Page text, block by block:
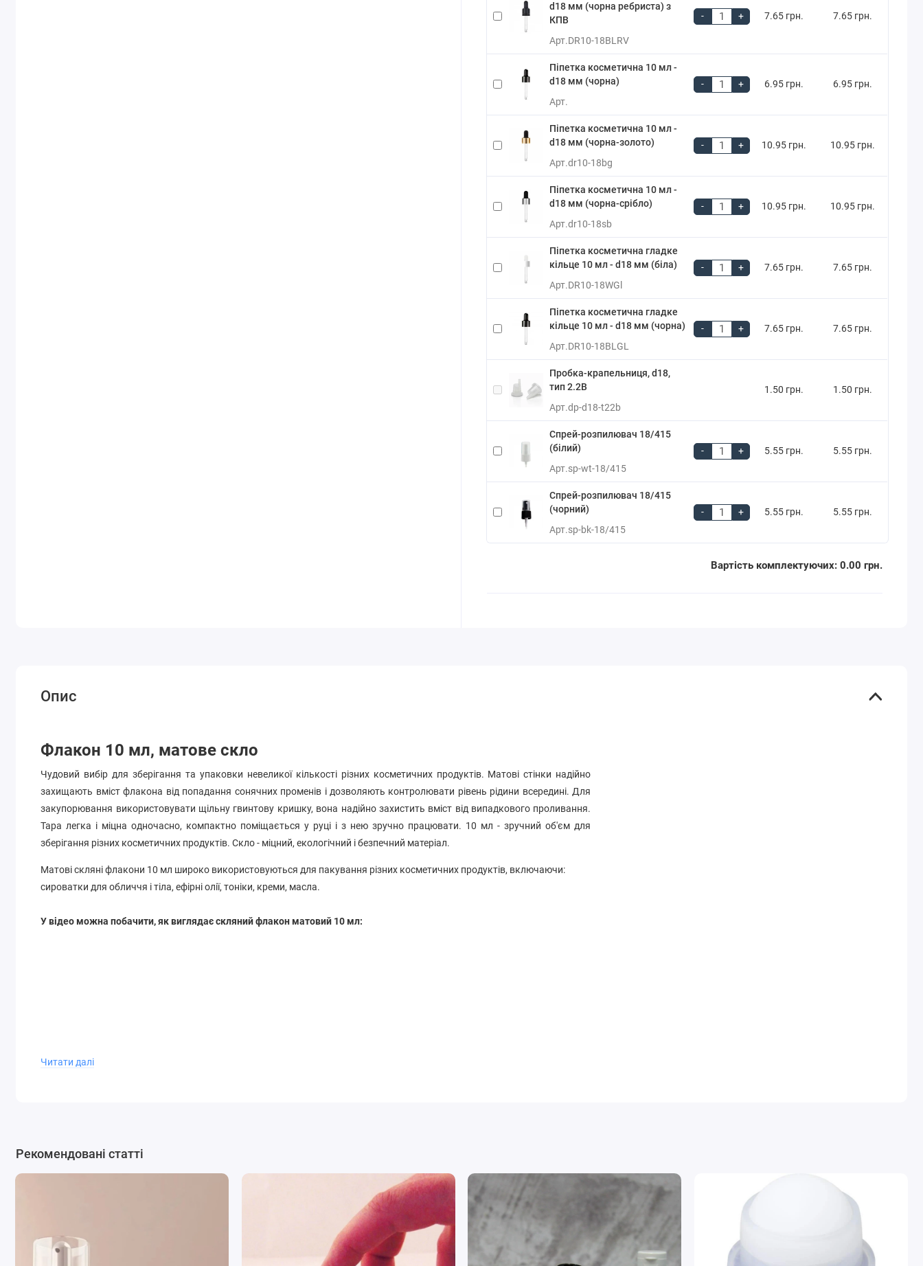
d18 мм (чорна ребриста) з
КПВ
Арт.DR10-18BLRV
- + 7.65 грн. 7.65 грн.
Піпетка косметична 10 мл -
d18 мм (чорна)
Арт.
- + 6.95 грн. 6.95 грн.
Піпетка косметична 10 мл -
d18 мм (чорна-золото)
Арт.dr10-18bg
- + 10.95 грн. 10.95 грн.
Піпетка косметична 10 мл -
d18 мм (чорна-срібло)
Арт.dr10-18sb
- + 10.95 грн. 10.95 грн.
Піпетка косметична гладке
кільце 10 мл - d18 мм (біла)
Арт.DR10-18WGl
- + 7.65 грн. 7.65 грн.
Піпетка косметична гладке
кільце 10 мл - d18 мм (чорна)
Арт.DR10-18BLGL
- + 7.65 грн. 7.65 грн.
Пробка-крапельниця, d18,
тип 2.2B
Арт.dp-d18-t22b
1.50 грн. 1.50 грн.
Спрей-розпилювач 18/415
(білий)
Арт.sp-wt-18/415
- + 5.55 грн. 5.55 грн.
Спрей-розпилювач 18/415
(чорний)
Арт.sp-bk-18/415
- + 5.55 грн. 5.55 грн.
Вартість комплектуючих: 0.00 грн.
Опис
Флакон 10 мл, матове скло
Чудовий вибір для зберігання та упаковки невеликої кількості різних косметичних продуктів. Матові стінки надійно
захищають вміст флакона від попадання сонячних променів і дозволяють контролювати рівень рідини всередині. Для
закупорювання використовувати щільну гвинтову кришку, вона надійно захистить вміст від випадкового проливання.
Тара легка і міцна одночасно, компактно поміщається у руці і з нею зручно працювати. 10 мл - зручний об'єм для
зберігання різних косметичних продуктів.Скло - міцний, екологічний і безпечний матеріал.
Матові скляні флакони 10 мл широко використовуються для пакування різних косметичних продуктів, включаючи:
сироватки для обличчя і тіла, ефірні олії, тоніки, креми, масла.
У відео можна побачити, як виглядає скляний флакон матовий 10 мл:
Читати далі
Рекомендовані статті